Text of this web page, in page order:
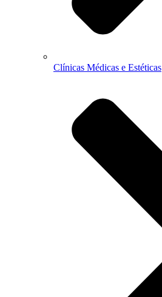
Clínicas Médicas e Estéticas